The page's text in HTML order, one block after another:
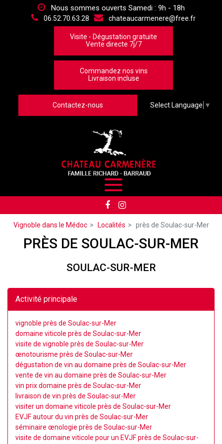
Nous sommes ouverts Samedi : 9h - 18h
06.52.70.63.28 chateaucarmenere@free.fr
Visite - Dégustation gratuite
Vente directe 7j/7
Commandez nos vins
Livraison incluse
Contactez-nous Select Language ▼
Vignoble dans le Médoc Localités près de Soulac-sur-Mer
PRÈS DE SOULAC-SUR-MER
SOULAC-SUR-MER
Activité principale
vignoble près de Soulac-sur-Mer
domaine viticole près de Soulac-sur-Mer
visite de vignoble près de Soulac-sur-Mer
œnotourisme près de Soulac-sur-Mer
dégustation de vin au domaine près de Soulac-sur-Mer
vente de vin au domaine près de Soulac-sur-Mer
vin prix domaine près de Soulac-sur-Mer
livraison de vin près de Soulac-sur-Mer
visiter un domaine viticole près de Soulac-sur-Mer
EVJF autour du vin près de Soulac-sur-Mer
séminaire œnologie près de Soulac-sur-Mer
visite de domaine viticole pour un EVJF près de Soulac-sur-
Panneau de gestion des cookies